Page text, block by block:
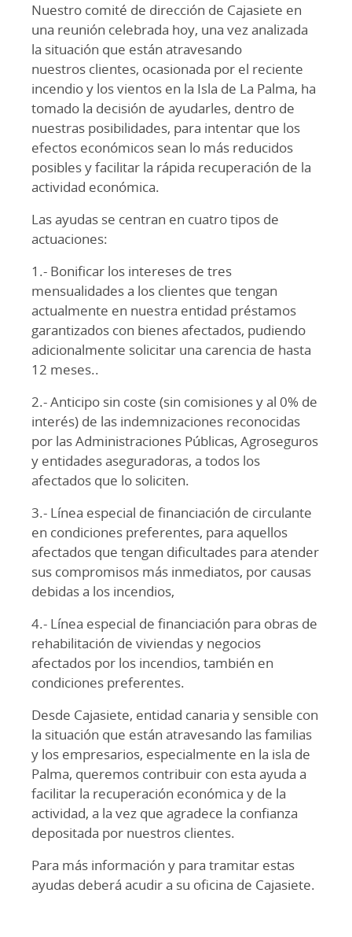
Nuestro comité de dirección de Cajasiete en
una reunión celebrada hoy, una vez analizada
la situación que están atravesando
nuestros clientes, ocasionada por el reciente
incendio y los vientos en la Isla de La Palma, ha
tomado la decisión de ayudarles, dentro de
nuestras posibilidades, para intentar que los
efectos económicos sean lo más reducidos
posibles y facilitar la rápida recuperación de la
actividad económica.
Las ayudas se centran en cuatro tipos de
actuaciones:
1.- Bonificar los intereses de tres
mensualidades a los clientes que tengan
actualmente en nuestra entidad préstamos
garantizados con bienes afectados, pudiendo
adicionalmente solicitar una carencia de hasta
12 meses..
2.- Anticipo sin coste (sin comisiones y al 0% de
interés) de las indemnizaciones reconocidas
por las Administraciones Públicas, Agroseguros
y entidades aseguradoras, a todos los
afectados que lo soliciten.
3.- Línea especial de financiación de circulante
en condiciones preferentes, para aquellos
afectados que tengan dificultades para atender
sus compromisos más inmediatos, por causas
debidas a los incendios,
4.- Línea especial de financiación para obras de
rehabilitación de viviendas y negocios
afectados por los incendios, también en
condiciones preferentes.
Desde Cajasiete, entidad canaria y sensible con
la situación que están atravesando las familias
y los empresarios, especialmente en la isla de
Palma, queremos contribuir con esta ayuda a
facilitar la recuperación económica y de la
actividad, a la vez que agradece la confianza
depositada por nuestros clientes.
Para más información y para tramitar estas
ayudas deberá acudir a su oficina de Cajasiete.